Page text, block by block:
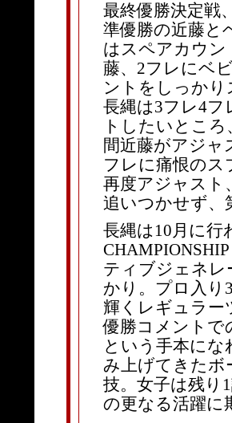
最終優勝決定戦
準優勝の近藤と
はスペアカウン
藤、2フレにベ
ントをしっかり
長縄は3フレ4
トしたいとこ
間近藤がアジャ
フレに痛恨のス
再度アジャスト
追いつかせず、
長縄は10月に行
ティブジェネレ
かり。プロ入り
輝くレギュラー
優勝コメントで
という手本にな
み上げてきたボ
技。女子は残り
の更なる活躍に